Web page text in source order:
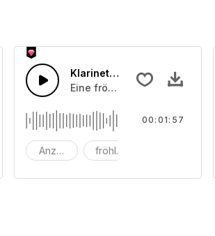
laut und weniger lautprosten und
Klarinette Happy-Jazz
Eine fröhliche Klarinette mit
Anzeigen fröhlich
00:01:57